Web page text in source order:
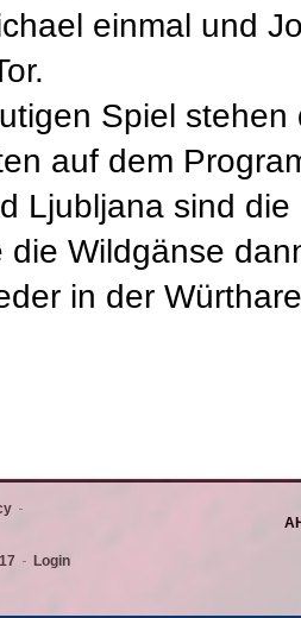
einmal und
Spiel stehen
auf dem
Ljubljana sind
die Wildgänse
in der
Login